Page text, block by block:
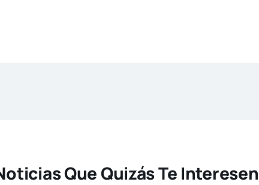
Que Quizás Te Interesen